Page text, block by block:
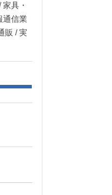
具・
通信業
販 / 実